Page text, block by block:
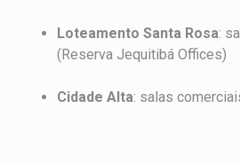
Loteamento Santa Rosa:
(Reserva Jequitibá Offices)
Cidade Alta: salas